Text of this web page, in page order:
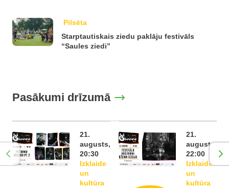
Pilsēta
Starptautiskais ziedu paklāju festivāls
“Saules ziedi”
Pasākumi drīzumā
21.
augusts,
20:30
Izklaide
un
kultūra
21.
augusts,
22:00
Izklaide
un
kultūra